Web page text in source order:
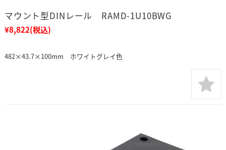
マウント型DINレール RAMD-1U10BWG
¥8,822(税込)
482×43.7×100mm ホワイトグレイ色